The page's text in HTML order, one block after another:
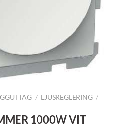
/ LJUSREGLERING /
1000W VIT